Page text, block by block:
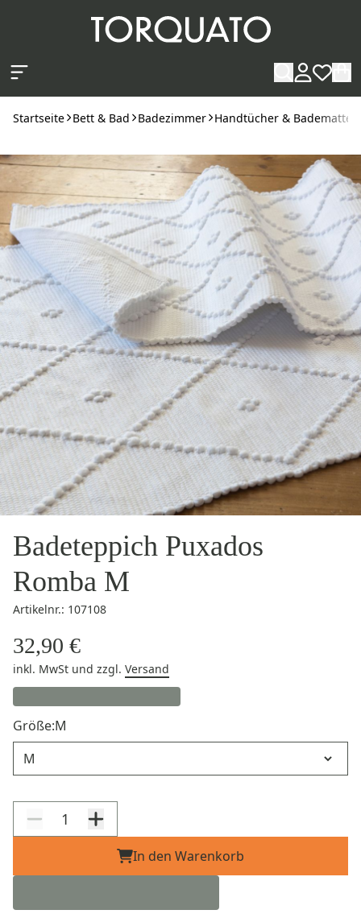
Startseite Bett & Bad Badezimmer Handtücher & Badematten
Badeteppich Puxados
Romba M
Artikelnr.: 107108
32,90 €
inkl. MwSt und zzgl. Versand
Größe:M
In den Warenkorb